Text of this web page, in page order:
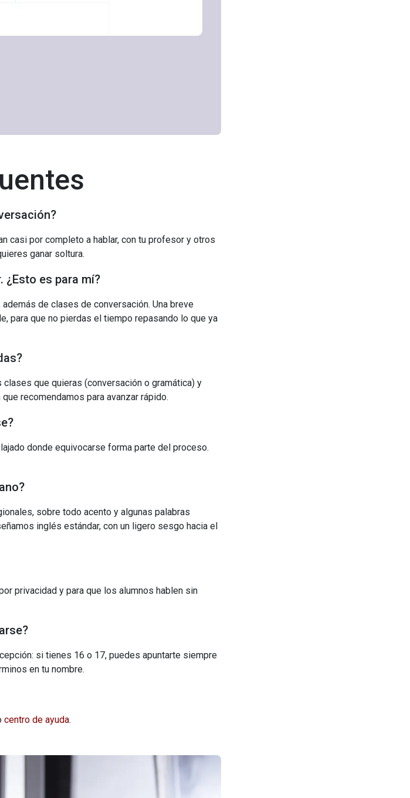
casi por completo a hablar, con tu profesor y otros
ganar soltura.
¿Esto es para mí?
de clases de conversación. Una breve
para que no pierdas el tiempo repasando lo que ya
que quieras (conversación o gramática) y
recomendamos para avanzar rápido.
donde equivocarse forma parte del proceso.
sobre todo acento y algunas palabras
inglés estándar, con un ligero sesgo hacia el
privacidad y para que los alumnos hablen sin
si tienes 16 o 17, puedes apuntarte siempre
en tu nombre.
centro de ayuda.